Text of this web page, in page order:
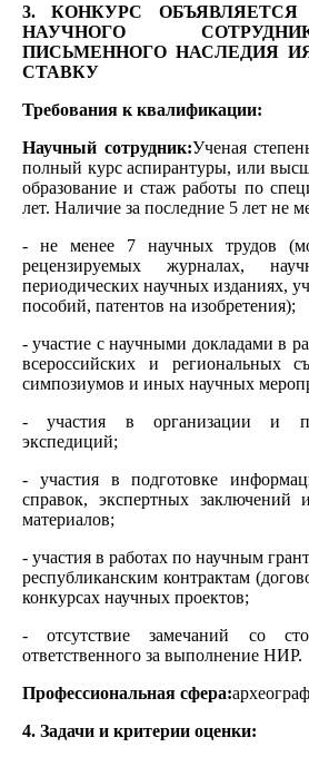
3. КОНКУРС
НАУЧНОГО
ПИСЬМЕННОГО НАСЛЕДИЯ
СТАВКУ
Требования к квалификации:
Научный сотрудник:Ученая
полный курс аспирантуры, или
образование и стаж работы по
лет. Наличие за последние 5 лет не
- не менее 7 научных трудов
рецензируемых журналах,
периодических научных изданиях,
пособий, патентов на изобретения);
- участие с научными докладами в
всероссийских и региональных
симпозиумов и иных научных
- участия в организации и
экспедиций;
- участия в подготовке
справок, экспертных
материалов;
- участия в работах по научным
республиканским контрактам
конкурсах научных проектов;
- отсутствие замечаний со
ответственного за выполнение НИР.
Профессиональная сфера:
4. Задачи и критерии оценки: